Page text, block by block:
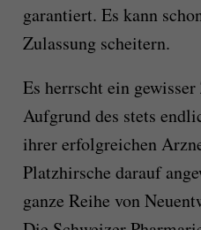
garantiert. Es kann
Zulassung scheitern.
Es herrscht ein
Aufgrund des stets
ihrer erfolgreichen
Platzhirsche darauf
ganze Reihe von